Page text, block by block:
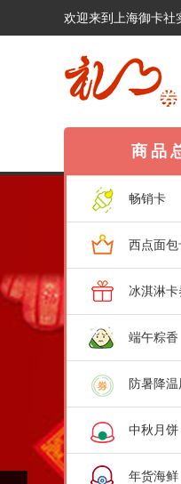
欢迎来到上海御卡社
商品
畅销卡
西点面包
冰淇淋卡
端午粽香
防暑降温
中秋月饼
年货海鲜